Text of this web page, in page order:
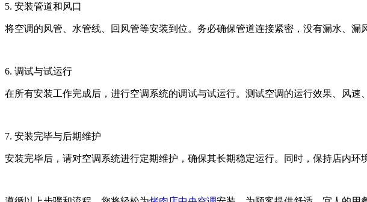
5. 安装管道和风口
将空调的风管、水管线、回风管等安装到位。务必确保管道连接紧密，没有漏水、漏
6. 调试与试运行
在所有安装工作完成后，进行空调系统的调试与试运行。测试空调的运行效果、风速
7. 安装完毕与后期维护
安装完毕后，请对空调系统进行定期维护，确保其长期稳定运行。同时，保持店内环